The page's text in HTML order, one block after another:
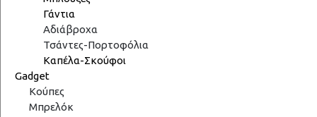
Γάντια
Αδιάβροχα
Τσάντες-Πορτοφόλια
Καπέλα-Σκούφοι
Gadget
Κούπες
Μπρελόκ